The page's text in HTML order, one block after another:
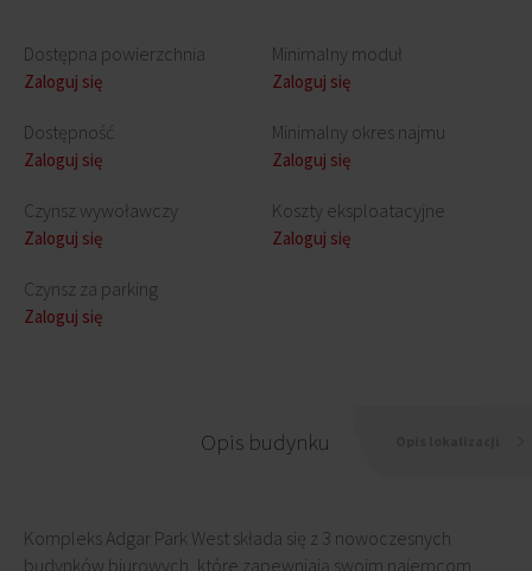
Dostępna powierzchnia
Zaloguj się
Dostępność
Zaloguj się
Czynsz wywoławczy
Zaloguj się
Czynsz za parking
Zaloguj się
Minimalny moduł
Zaloguj się
Minimalny okres najmu
Zaloguj się
Koszty eksploatacyjne
Zaloguj się
Opis budynku
Kompleks Adgar Park West składa się z 3 nowoczesnych
budynków biurowych, które zapewniają swoim najemcom